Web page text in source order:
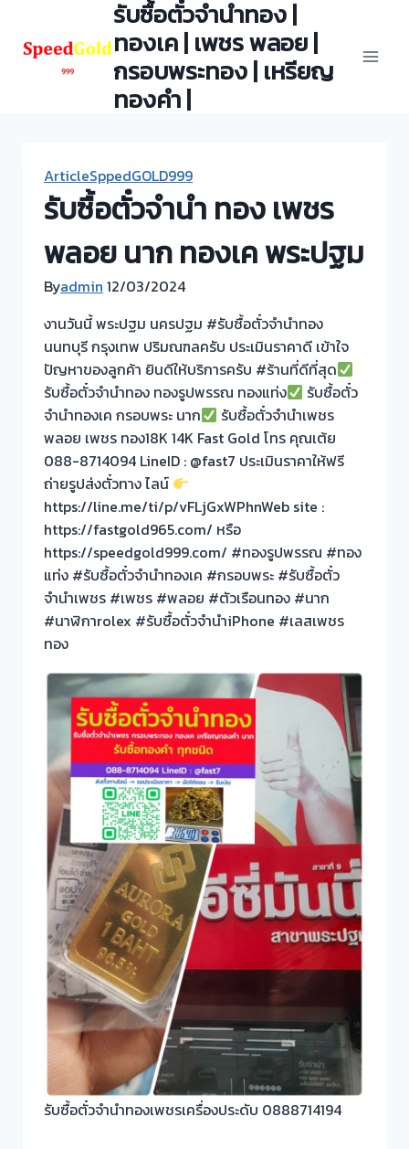
content
รับซื้อตั๋วจำนำทอง |
ทองเค | เพชร พลอย |
กรอบพระทอง | เหรียญ
ทองคำ |
ArticleSppedGOLD999
รับซื้อตั๋วจำนำ ทอง เพชร
พลอย นาก ทองเค พระปฐม
Byadmin 12/03/2024
งานวันนี้ พระปฐม นครปฐม #รับซื้อตั๋วจำนำทอง
นนทบุรี กรุงเทพ ปริมณฑลครับ ประเมินราคาดี เข้าใจ
ปัญหาของลูกค้า ยินดีให้บริการครับ #ร้านที่ดีที่สุด
รับซื้อตั๋วจำนำทอง ทองรูปพรรณ ทองแท่ง
รับซื้อตั๋ว
จำนำทองเค กรอบพระ นาก
รับซื้อตั๋วจำนำเพชร
พลอย เพชร ทอง18K 14K Fast Gold โทร คุณเต้ย
088-8714094 LineID : @fast7 ประเมินราคาให้ฟรี
ถ่ายรูปส่งตั๋วทาง ไลน์
https://line.me/ti/p/vFLjGxWPhnWeb site :
https://fastgold965.com/ หรือ
https://speedgold999.com/ #ทองรูปพรรณ #ทอง
แท่ง #รับซื้อตั๋วจำนำทองเค #กรอบพระ #รับซื้อตั๋ว
จำนำเพชร #เพชร #พลอย #ตัวเรือนทอง #นาก
#นาฬิกาrolex #รับซื้อตั๋วจำนำiPhone #เลสเพชร
ทอง
รับซื้อตั๋วจำนำทองเพชรเครื่องประดับ 0888714194